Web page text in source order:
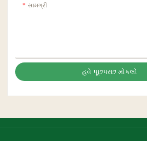
સામગ્રી
હવે પૂછપરછ મોકલો